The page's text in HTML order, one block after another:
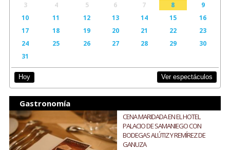
3
4 5 6 7 8
9
10
11 12 13 14 15
16
17
18 19 20 21 22
23
24
25 26 27 28 29
30
31
Hoy Ver espectáculos
Gastronomía
CENA MARIDADA EN EL HOTEL
PALACIO DE SAMANIEGO CON
BODEGAS ALÚTIZ Y REMÍREZ DE
GANUZA